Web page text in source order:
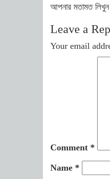
আপনার মতামত
Leave a
Your email
Comment *
Name *